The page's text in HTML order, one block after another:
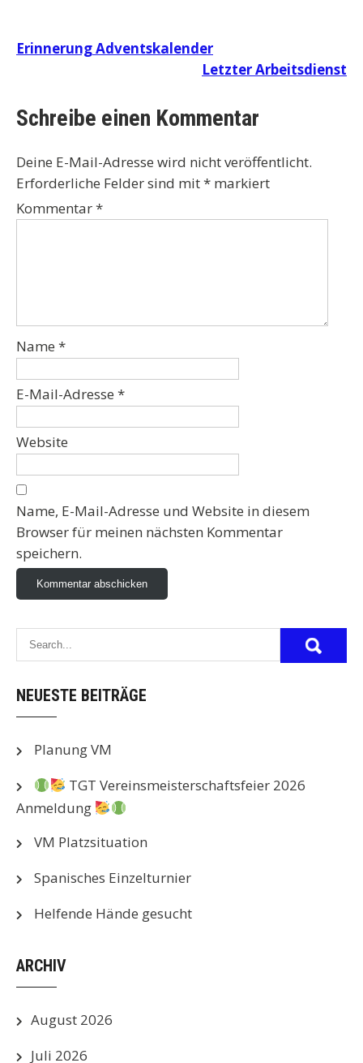
Beitragsnavigation
Erinnerung Adventskalender
Letzter Arbeitsdienst
Schreibe einen Kommentar
Deine E-Mail-Adresse wird nicht veröffentlicht.
Erforderliche Felder sind mit* markiert
Kommentar*
Name *
E-Mail-Adresse *
Website
Name, E-Mail-Adresse und Website in diesem
Browser für meinen nächsten Kommentar
speichern.
NEUESTE BEITRÄGE
Planung VM
TGT Vereinsmeisterschaftsfeier 2026
Anmeldung
VM Platzsituation
Spanisches Einzelturnier
Helfende Hände gesucht
ARCHIV
August 2026
Juli 2026